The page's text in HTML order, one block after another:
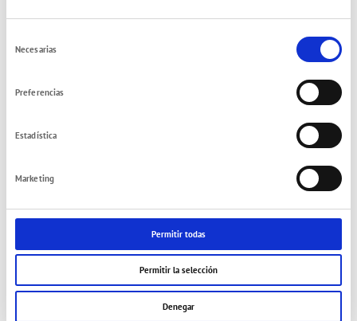
de
Necesarias
Preferencias
Estadística
Marketing
Permitir todas
Permitir la selección
Denegar
IKV
INOX
IPG
Organización internacional de estandarización
L
longitud, datos en milímetros
Litros por minuto
lb
Medio kilo
Longitud x ancho x altura, datos en milímetros
LDPE
Polyetileno de baja concentración
Polietileno de baja concentración linear